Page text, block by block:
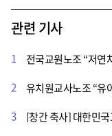
관련 기사
1
2
3